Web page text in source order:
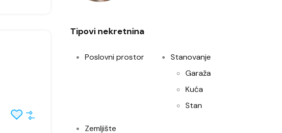
Tipovi nekretnina
Poslovni prostor
Stanovanje
Garaža
Kuća
Stan
Zemljište